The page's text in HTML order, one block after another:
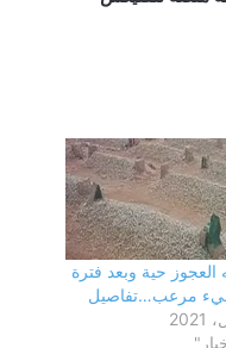
حية وبعد فترة
مرعب…تفاصيل